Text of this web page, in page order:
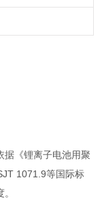
据《锂离子电池用聚
1071.9等国际标